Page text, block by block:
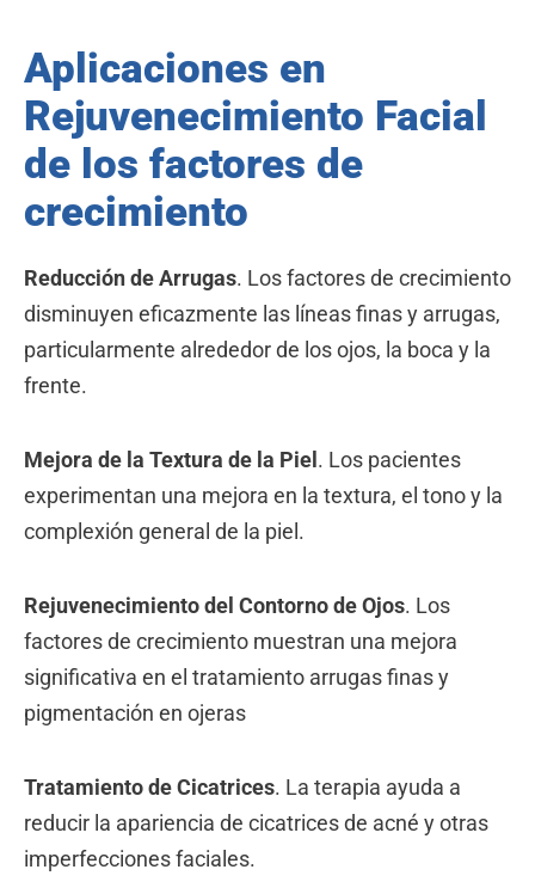
Aplicaciones en
Rejuvenecimiento Facial
de los factores de
crecimiento
Reducción de Arrugas. Los factores de crecimiento
disminuyen eficazmente las líneas finas y arrugas,
particularmente alrededor de los ojos, la boca y la
frente.
Mejora de la Textura de la Piel . Los pacientes
experimentan una mejora en la textura, el tono y la
complexión general de la piel.
Rejuvenecimiento del Contorno de Ojos. Los
factores de crecimiento muestran una mejora
significativa en el tratamiento arrugas finas y
pigmentación en ojeras
Tratamiento de Cicatrices. La terapia ayuda a
reducir la apariencia de cicatrices de acné y otras
imperfecciones faciales.